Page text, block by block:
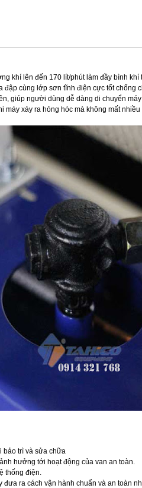
khí lên đến 170 lít/phút làm đầy bình
đập cùng lớp sơn tĩnh điện cực tốt chống
giúp người dùng dễ dàng di chuyển
máy xảy ra hỏng hóc mà không mất
bảo trì và sửa chữa
hưởng tới hoạt động của van an toàn.
thống điện.
ra cách vận hành chuẩn và an toàn